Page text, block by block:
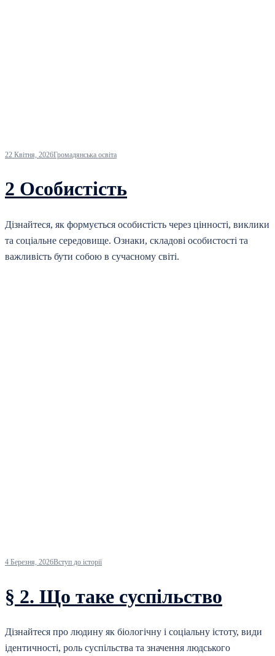
22 Квітня, 2026Громадянська освіта
2 Особистість
Дізнайтеся, як формується особистість через цінності, виклики
та соціальне середовище. Ознаки, складові особистості та
важливість бути собою в сучасному світі.
4 Березня, 2026Вступ до історії
§ 2. Що таке суспільство
Дізнайтеся про людину як біологічну і соціальну істоту, види
ідентичності, роль суспільства та значення людського